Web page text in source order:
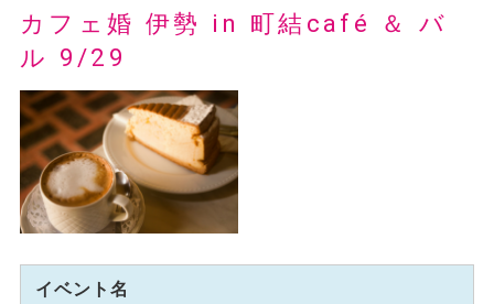
カフェ婚 伊勢 in 町結café ＆ バ
ル 9/29
イベント名